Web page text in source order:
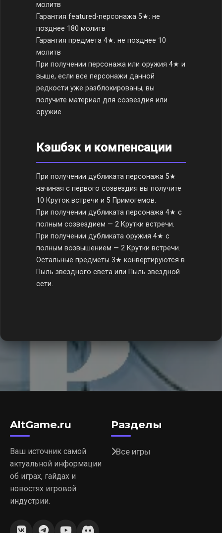
молитв
Гарантия featured-персонажа 5★: не
позднее 180 молитв
Гарантия предмета 4★: не позднее 10
молитв
При получении персонажа или оружия 4★ и
выше, если все персонажи данной
редкости уже разблокированы, вы
получите материал для созвездия или
оружие.
Кэшбэк и компенсации
При получении дубликата персонажа 5★
начиная с первого созвездия вы получите
10 Круток встречи и 5 Примогемов.
При получении дубликата персонажа 4★ с
полным созвездием — 2 Крутки встречи.
При получении дубликата оружия 4★ с
полным возвышением — 2 Крутки встречи.
Остальные предметы 3★ конвертируются в
Пыль звёздного света или Пыль звёздной
сети.
AltGame.ru
Ваш источник самой
актуальной информации
об играх, гайдах и
новостях игровой
индустрии.
Разделы
Все игры